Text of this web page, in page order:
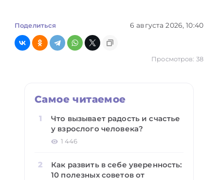
Поделиться 6 августа 2026, 10:40
Просмотров: 38
Самое читаемое
Что вызывает радость и счастье
у взрослого человека?
1 446
Как развить в себе уверенность:
10 полезных советов от